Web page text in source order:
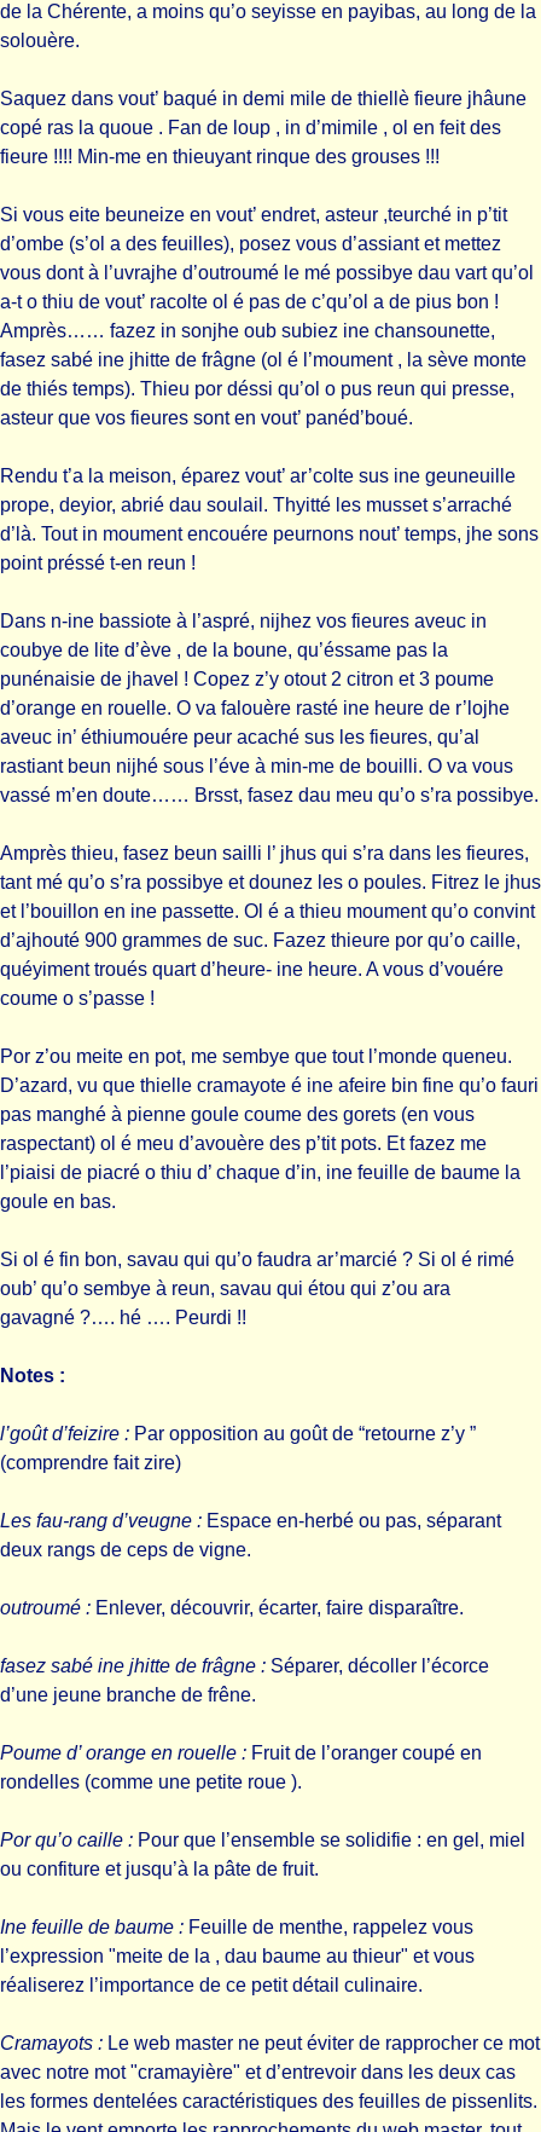
de la Chérente, a moins qu’o seyisse en payibas, au long de la
solouère.
Saquez dans vout’ baqué in demi mile de thiellè fieure jhâune
copé ras la quoue . Fan de loup , in d’mimile , ol en feit des
fieure !!!! Min-me en thieuyant rinque des grouses !!!
Si vous eite beuneize en vout’ endret, asteur ,teurché in p’tit
d’ombe (s’ol a des feuilles), posez vous d’assiant et mettez
vous dont à l’uvrajhe d’outroumé le mé possibye dau vart qu’ol
a-t o thiu de vout’ racolte ol é pas de c’qu’ol a de pius bon !
Amprès…… fazez in sonjhe oub subiez ine chansounette,
fasez sabé ine jhitte de frâgne (ol é l’moument , la sève monte
de thiés temps). Thieu por déssi qu’ol o pus reun qui presse,
asteur que vos fieures sont en vout’ panéd’boué.
Rendu t’a la meison, éparez vout’ ar’colte sus ine geuneuille
prope, deyior, abrié dau soulail. Thyitté les musset s’arraché
d’là. Tout in moument encouére peurnons nout’ temps, jhe sons
point préssé t-en reun !
Dans n-ine bassiote à l’aspré, nijhez vos fieures aveuc in
coubye de lite d’ève , de la boune, qu’éssame pas la
punénaisie de jhavel ! Copez z’y otout 2 citron et 3 poume
d’orange en rouelle. O va falouère rasté ine heure de r’lojhe
aveuc in’ éthiumouére peur acaché sus les fieures, qu’al
rastiant beun nijhé sous l’éve à min-me de bouilli. O va vous
vassé m’en doute…… Brsst, fasez dau meu qu’o s’ra possibye.
Amprès thieu, fasez beun sailli l’ jhus qui s’ra dans les fieures,
tant mé qu’o s’ra possibye et dounez les o poules. Fitrez le jhus
et l’bouillon en ine passette. Ol é a thieu moument qu’o convint
d’ajhouté 900 grammes de suc. Fazez thieure por qu’o caille,
quéyiment troués quart d’heure- ine heure. A vous d’vouére
coume o s’passe !
Por z’ou meite en pot, me sembye que tout l’monde queneu.
D’azard, vu que thielle cramayote é ine afeire bin fine qu’o fauri
pas manghé à pienne goule coume des gorets (en vous
raspectant) ol é meu d’avouère des p’tit pots. Et fazez me
l’piaisi de piacré o thiu d’ chaque d’in, ine feuille de baume la
goule en bas.
Si ol é fin bon, savau qui qu’o faudra ar’marcié ? Si ol é rimé
oub’ qu’o sembye à reun, savau qui étou qui z’ou ara
gavagné ?…. hé …. Peurdi !!
Notes :
l’goût d’feizire : Par opposition au goût de “retourne z’y ”
(comprendre fait zire)
Les fau-rang d’veugne : Espace en-herbé ou pas, séparant
deux rangs de ceps de vigne.
outroumé : Enlever, découvrir, écarter, faire disparaître.
fasez sabé ine jhitte de frâgne : Séparer, décoller l’écorce
d’une jeune branche de frêne.
Poume d’ orange en rouelle : Fruit de l’oranger coupé en
rondelles (comme une petite roue ).
Por qu’o caille : Pour que l’ensemble se solidifie : en gel, miel
ou confiture et jusqu’à la pâte de fruit.
Ine feuille de baume : Feuille de menthe, rappelez vous
l’expression "meite de la , dau baume au thieur" et vous
réaliserez l’importance de ce petit détail culinaire.
Cramayots : Le web master ne peut éviter de rapprocher ce mot
avec notre mot "cramayière" et d’entrevoir dans les deux cas
les formes dentelées caractéristiques des feuilles de pissenlits.